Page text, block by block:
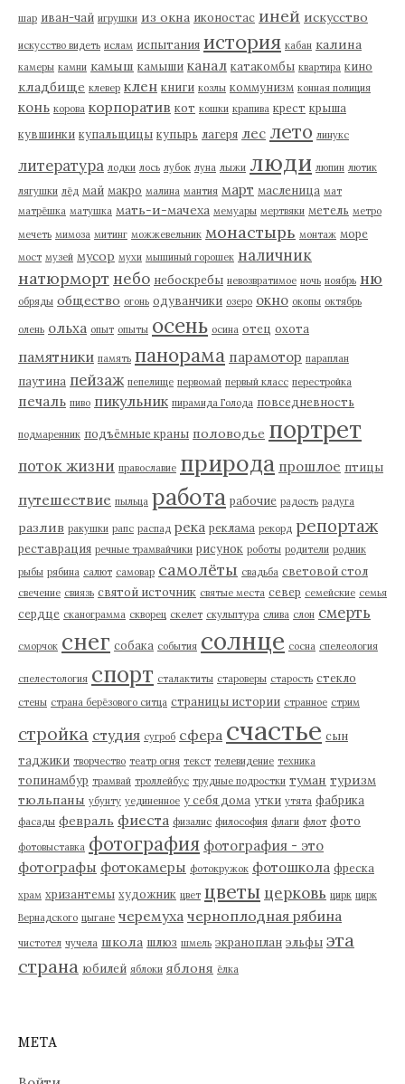
шар иван-чай игрушки из окна иконостас иней искусство
искусство видеть ислам испытания история кабан калина
камеры камни камыш камыши канал катакомбы квартира кино
кладбище клевер клен книги козлы коммунизм конная полиция
конь корова корпоратив кот кошки крапива крест крыша
кувшинки купальщицы купырь лагеря лес лето линукс
литература лодки лось лубок луна лыжи люди люпин лютик
лягушки лёд май макро малина мантия март масленица мат
матрёшка матушка мать-и-мачеха мемуары мертвяки метель метро
мечеть мимоза митинг можжевельник монастырь монтаж море
мост музей мусор мухи мышиный горошек наличник
натюрморт небо небоскребы невозвратимое ночь ноябрь ню
обряды общество огонь одуванчики озеро окно окопы октябрь
олень ольха опыт опыты осень осина отец охота
памятники память панорама парамотор параплан
паутина пейзаж пепелище первомай первый класс перестройка
печаль пиво пикульник пирамида Голода повседневность
подмаренник подъёмные краны половодье портрет
поток жизни православие природа прошлое птицы
путешествие пыльца работа рабочие радость радуга
разлив ракушки рапс распад река реклама рекорд репортаж
реставрация речные трамвайчики рисунок роботы родители родник
рыбы рябина салют самовар самолёты свадьба световой стол
свечение свиязь святой источник святые места север семейские семья
сердце сканограмма скворец скелет скульптура слива слон смерть
сморчок снег собака события солнце сосна спелеология
спелестология спорт сталактиты староверы старость стекло
стены страна берёзового ситца страницы истории странное стрим
стройка студия сугроб сфера счастье сын
таджики творчество театр огня текст телевидение техника
топинамбур трамвай троллейбус трудные подростки туман туризм
тюльпаны убунту уединенное у себя дома утки утята фабрика
фасады февраль фиеста физалис философия флаги флот фото
фотовыставка фотография фотография - это
фотографы фотокамеры фотокружок фотошкола фреска
храм хризантемы художник цвет цветы церковь цирк цирк
Вернадского цыгане черемуха черноплодная рябина
чистотел чучела школа шлюз шмель экраноплан эльфы эта
страна юбилей яблоки яблоня ёлка
МЕТА